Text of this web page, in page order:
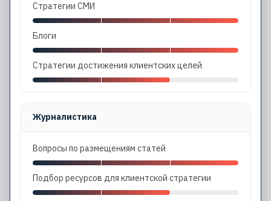
Стратегии СМИ
Блоги
Стратегии достижения клиентских целей
Журналистика
Вопросы по размещениям статей
Подбор ресурсов для клиентской стратегии